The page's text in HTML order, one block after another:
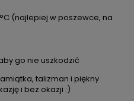
(najlepiej w poszewce, na
go nie uszkodzić
talizman i piękny
i bez okazji :)